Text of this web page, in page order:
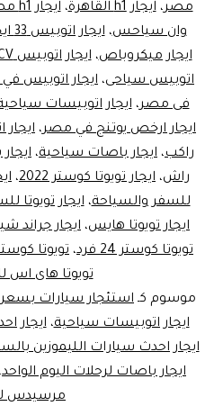
مصر،ايجار h1 القاهرة ،ايجار h1 مصر
وان سياحس،
ايجار ميكروباص،ايجار اتوبيس MCV
اتوبيس سياحى، ايجار اتوبيس
فى مصر،ايجار اتوبيسات
ايجار ارخص يوتنج في مصر،
راكب، ايجار باصات سياحية،
راش، ايجار تويوتا كوستر 2022 ،
للسفر والسياحة،ايجار تويوتا
ايجار تويوتا هايس، ايجار جراند
تويوتا كوستر 24 فرد
، تويوتا
تويوتا هاى اس
موسوم كـ استئجار سيارات
ايجار اتوبيسات سياحية،ايجار
ايجار احدث سيارات الليموزين
ايجار باصات لرحلات اليوم الواحد
مرسيدس